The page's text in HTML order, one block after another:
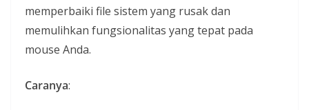
memperbaiki file sistem yang rusak dan
memulihkan fungsionalitas yang tepat pada
mouse Anda.
Caranya: